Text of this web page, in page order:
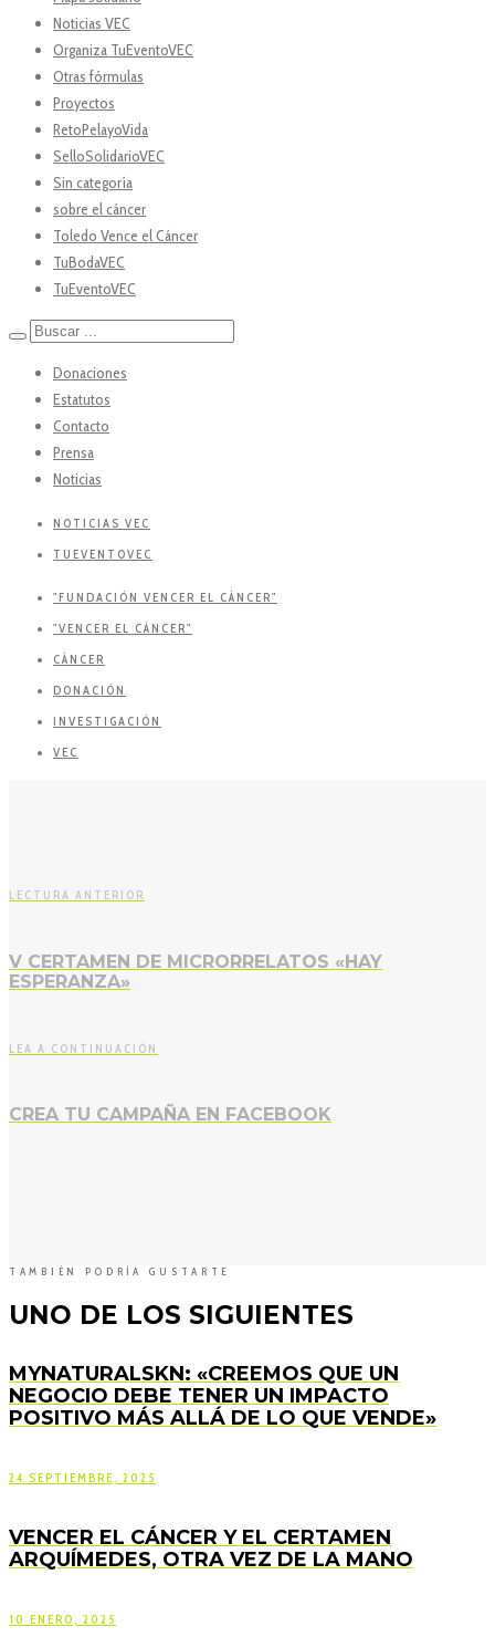
Noticias VEC
Organiza TuEventoVEC
Otras fórmulas
Proyectos
RetoPelayoVida
SelloSolidarioVEC
Sin categoría
sobre el cáncer
Toledo Vence el Cáncer
TuBodaVEC
TuEventoVEC
Donaciones
Estatutos
Contacto
Prensa
Noticias
NOTICIAS VEC
TUEVENTOVEC
"FUNDACIÓN VENCER EL CÁNCER"
"VENCER EL CÁNCER"
CÁNCER
DONACIÓN
INVESTIGACIÓN
VEC
LECTURA ANTERIOR
V CERTAMEN DE MICRORRELATOS «HAY
ESPERANZA»
LEA A CONTINUACIÓN
CREA TU CAMPAÑA EN FACEBOOK
TAMBIÉN PODRÍA GUSTARTE
UNO DE LOS SIGUIENTES
MYNATURALSKN: «CREEMOS QUE UN
NEGOCIO DEBE TENER UN IMPACTO
POSITIVO MÁS ALLÁ DE LO QUE VENDE»
24 SEPTIEMBRE, 2025
VENCER EL CÁNCER Y EL CERTAMEN
ARQUÍMEDES, OTRA VEZ DE LA MANO
10 ENERO, 2025